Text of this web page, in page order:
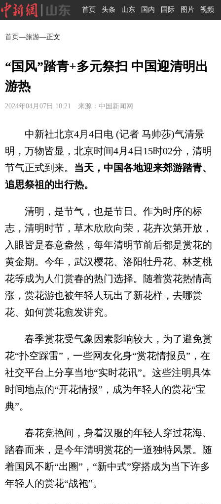
首页 头条 山东 国内 国际 图片 视频
首页—旅游—正文
“国风”踏青+多元祭扫 中国迎清明出
游热
2024年04月07日 10:21 来源：中国新闻网
中新社北京4月4日电 (记者 马帅莎)气清景
明，万物皆显，北京时间4月4日15时02分，清明
节气正式到来。 当天，中国各地迎来郊游踏青、
追思祭祖的出行热。
清明，是节气，也是节日。作为时序的标
志，清明时节，草木欣欣向荣，花卉次第开放，
入眼皆是春意盎然，每年清明节前后都是赏花的
黄金期。今年，武汉樱花、洛阳牡丹花、林芝桃
花等成为人们赏春的热门选择。随着赏花热情高
涨，赏花游也被年轻人玩出了新花样，去哪赏
花、如何赏花愈发讲究。
春季赏花受气象因素影响较大，为了避免赏
花“扑空踩雷”，一些网友化身“赏花情报员”，在
社交平台上分享当地“实时花讯”。这些注明具体
时间地点的“开花情报”，成为年轻人的赏花“宝
典”。
春花竞艳间，身着汉服的年轻人穿过花海、
踏春而来，是今年清明赏花的一道独特风景。随
着国风不断“出圈”，“新中式”穿搭成为当下许多
年轻人的赏花“战袍”。